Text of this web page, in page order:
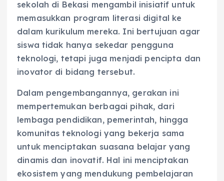
sekolah di Bekasi mengambil inisiatif untuk
memasukkan program literasi digital ke
dalam kurikulum mereka. Ini bertujuan agar
siswa tidak hanya sekedar pengguna
teknologi, tetapi juga menjadi pencipta dan
inovator di bidang tersebut.
Dalam pengembangannya, gerakan ini
mempertemukan berbagai pihak, dari
lembaga pendidikan, pemerintah, hingga
komunitas teknologi yang bekerja sama
untuk menciptakan suasana belajar yang
dinamis dan inovatif. Hal ini menciptakan
ekosistem yang mendukung pembelajaran